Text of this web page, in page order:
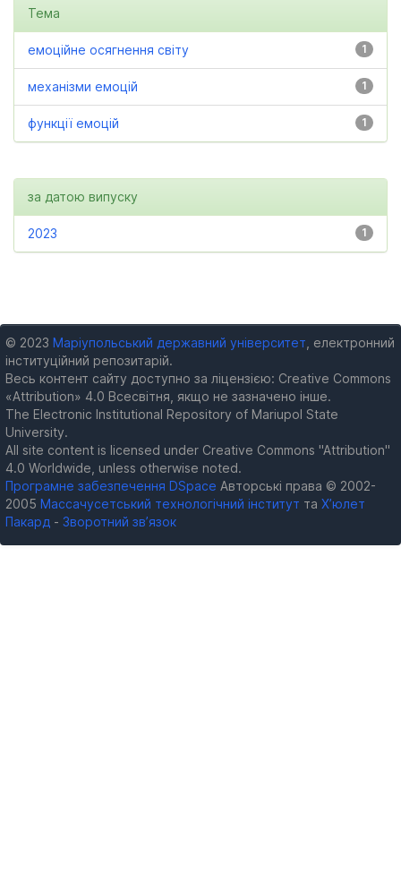
Тема
1
емоційне осягнення світу
1
механізми емоцій
1
функції емоцій
за датою випуску
1
2023
© 2023 Маріупольський державний університет , електронний
інституційний репозитарій.
Весь контент сайту доступно за ліцензією: Creative Commons
«Attribution» 4.0 Всесвітня, якщо не зазначено інше.
The Electronic Institutional Repository of Mariupol State
University.
All site content is licensed under Creative Commons "Attribution"
4.0 Worldwide, unless otherwise noted.
Програмне забезпечення DSpace Авторські права © 2002-
2005 Массачусетський технологічний інститут та Х’юлет
Пакард - Зворотний зв’язок